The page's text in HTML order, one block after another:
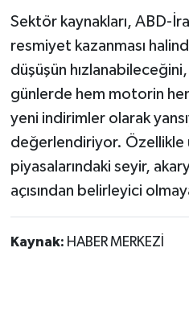
Sektör kaynakları, ABD-
resmiyet kazanması
düşüşün
günlerde hem motorin
yeni indirimler olarak
değerlendiriyor. Özellikle
piyasalarındaki seyir,
açısından belirleyici
Kaynak: HABER MERKEZİ